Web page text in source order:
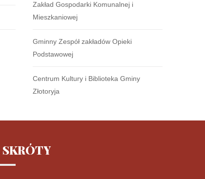
Zakład Gospodarki Komunalnej i
Mieszkaniowej
Gminny Zespół zakładów Opieki
Podstawowej
Centrum Kultury i Biblioteka Gminy
Złotoryja
SKRÓTY